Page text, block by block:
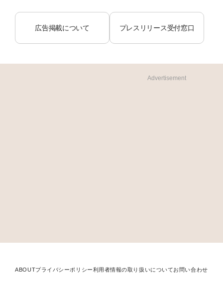
広告掲載について プレスリリース受付窓口
Advertisement
ABOUTプライバシーポリシー利用者情報の取り扱いについてお問い合わせ